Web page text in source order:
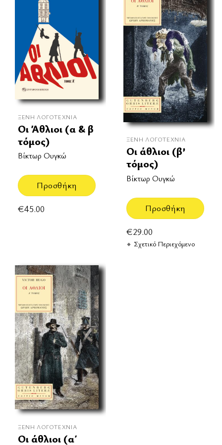
ΞΈΝΗ ΛΟΓΟΤΕΧΝΊΑ
Οι Άθλιοι (α & β
τόμος)
Βίκτωρ Ουγκώ
Προσθήκη
€45.00
ΞΈΝΗ ΛΟΓΟΤΕΧΝΊΑ
Οι άθλιοι (β’
τόμος)
Βίκτωρ Ουγκώ
Προσθήκη
€29.00
Σχετικό Περιεχόμενο
ΞΈΝΗ ΛΟΓΟΤΕΧΝΊΑ
Οι άθλιοι (α΄